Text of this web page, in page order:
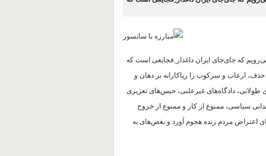
که جای‌جای ایران داغدار ِفجایعی است که
ارعاب و سرکوب را ریاکارانه بر دهان و
طولانی، دادگاه‌های غیرعلنی، حبس‌های تعزیری
سیاسی، ممنوع از کار و ممنوع از خروج
اعتراض مردم زنده هجوم آورد و بغض‌های به